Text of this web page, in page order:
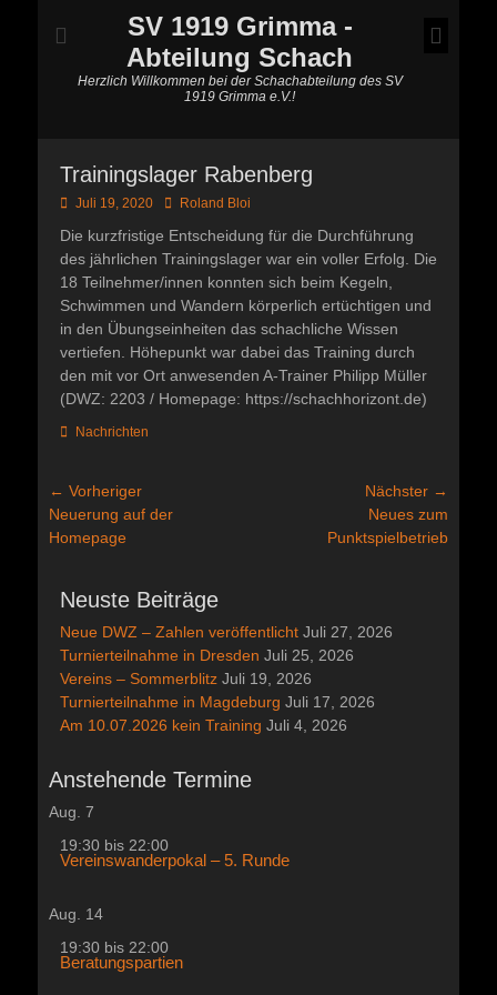
SV 1919 Grimma -
Abteilung Schach
Herzlich Willkommen bei der Schachabteilung des SV
1919 Grimma e.V.!
Trainingslager Rabenberg
Posted
Juli 19, 2020 AutorRoland Bloi
Die kurzfristige Entscheidung für die Durchführung
des jährlichen Trainingslager war ein voller Erfolg. Die
18 Teilnehmer/innen konnten sich beim Kegeln,
Schwimmen und Wandern körperlich ertüchtigen und
in den Übungseinheiten das schachliche Wissen
vertiefen. Höhepunkt war dabei das Training durch
den mit vor Ort anwesenden A-Trainer Philipp Müller
(DWZ: 2203 / Homepage: https://schachhorizont.de)
Kategorien
Nachrichten
Beitragsnavigation
← Vorheriger
Vorheriger
Beitrag:
Neuerung auf der
Homepage
Nächster →
Neues zum
Punktspielbetrieb
Neuste Beiträge
Neue DWZ – Zahlen veröffentlicht Juli 27, 2026
Turnierteilnahme in Dresden Juli 25, 2026
Vereins – Sommerblitz Juli 19, 2026
Turnierteilnahme in Magdeburg Juli 17, 2026
Am 10.07.2026 kein Training Juli 4, 2026
Anstehende Termine
Aug. 7
19:30 bis 22:00
Vereinswanderpokal – 5. Runde
Aug. 14
19:30 bis 22:00
Beratungspartien